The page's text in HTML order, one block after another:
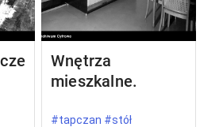
Wnętrza
mieszkalne.
#tapczan #stół